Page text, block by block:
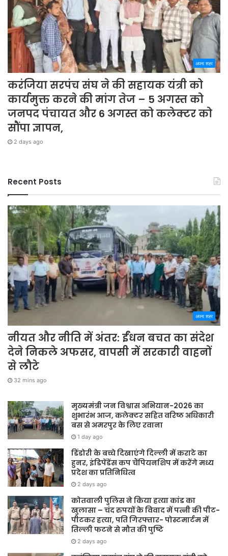
अपना शहर
करंजिया सरपंच संघ ने की सहायक यंत्री को
कार्यमुक्त करने की मांग तेज – 5 अगस्त को
जनपद पंचायत और 6 अगस्त को कलेक्टर को
सौंपा ज्ञापन,
2 days ago
Recent Posts
अपना शहर
नीयत और नीति में अंतर: ईंधन बचत का संदेश
देने निकले अफसर, वापसी में सरकारी वाहनों
से लौटे
32 mins ago
मुख्यमंत्री जन विश्वास अभियान-2026 का
शुभारंभ आज, कलेक्टर सहित वरिष्ठ अधिकारी
बस से अमरपुर के लिए रवाना
1 day ago
डिंडोरी के बच्चे दिखाएंगे दिल्ली में कराटे का
हुनर, इंडिपेंडेंस कप चैंपियनशिप में करेंगे मध्य
प्रदेश का प्रतिनिधित्व
2 days ago
कोतवाली पुलिस ने किया हत्या कांड का
खुलासा – चंद रुपयों के विवाद में पत्नी की पीट-
पीटकर हत्या, पति गिरफ्तार- पोस्टमार्टम में
तिल्ली फटने से मौत की पुष्टि
2 days ago